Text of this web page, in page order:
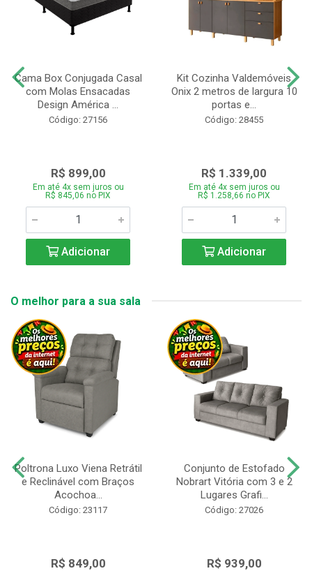
Cama Box Conjugada Casal
com Molas Ensacadas
Design América ...
Código: 27156
R$ 899,00
Em até 4x sem juros ou
R$ 845,06 no PIX
Adicionar
Kit Cozinha Valdemóveis
Onix 2 metros de largura 10
portas e...
Código: 28455
R$ 1.339,00
Em até 4x sem juros ou
R$ 1.258,66 no PIX
Adicionar
O melhor para a sua sala
Poltrona Luxo Viena Retrátil
e Reclinável com Braços
Acochoa...
Código: 23117
R$ 849,00
Conjunto de Estofado
Nobrart Vitória com 3 e 2
Lugares Grafi...
Código: 27026
R$ 939,00